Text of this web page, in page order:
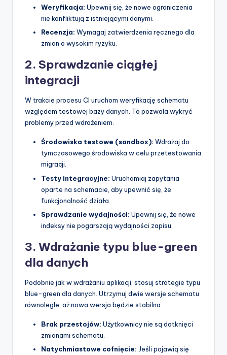
Weryfikacja: Upewnij się, że nowe ograniczenia
nie konfliktują z istniejącymi danymi.
Recenzja: Wymagaj zatwierdzenia ręcznego dla
zmian o wysokim ryzyku.
2. Sprawdzanie ciągłej
integracji
W trakcie procesu CI uruchom weryfikację schematu
względem testowej bazy danych. To pozwala wykryć
problemy przed wdrożeniem.
Środowiska testowe (sandbox): Wdrażaj do
tymczasowego środowiska w celu przetestowania
migracji.
Testy integracyjne: Uruchamiaj zapytania
oparte na schemacie, aby upewnić się, że
funkcjonalność działa.
Sprawdzanie wydajności: Upewnij się, że nowe
indeksy nie pogarszają wydajności zapisu.
3. Wdrażanie typu blue-green
dla danych
Podobnie jak w wdrażaniu aplikacji, stosuj strategie typu
blue-green dla danych. Utrzymuj dwie wersje schematu
równolegle, aż nowa wersja będzie stabilna.
Brak przestojów: Użytkownicy nie są dotknięci
zmianami schematu.
Natychmiastowe cofnięcie: Jeśli pojawią się